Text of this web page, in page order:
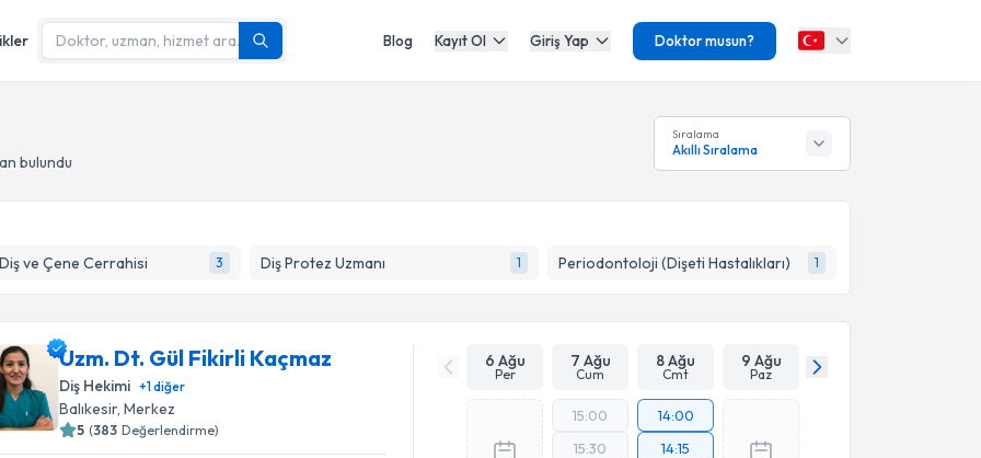
Blog Kayıt Ol Giriş Yap Doktor musun?
bulundu
Sıralama
Akıllı Sıralama
Diş ve Çene Cerrahisi 3 Diş Protez Uzmanı 1 Periodontoloji (Dişeti Hastalıkları) 1
Uzm. Dt. Gül Fikirli Kaçmaz
Diş Hekimi +1diğer
Balıkesir, Merkez
5 (383 Değerlendirme)
6 Ağu
Per
7 Ağu
Cum
8 Ağu
Cmt
9 Ağu
Paz
15:00
15:30
14:00
14:15